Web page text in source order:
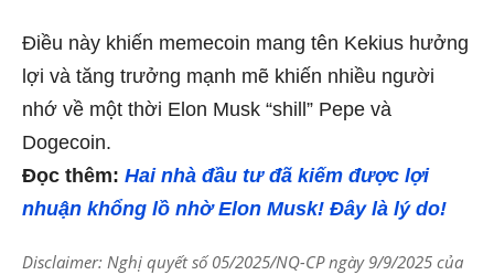
Điều này khiến memecoin mang tên Kekius hưởng
lợi và tăng trưởng mạnh mẽ khiến nhiều người
nhớ về một thời Elon Musk “shill” Pepe và
Dogecoin.
Đọc thêm: Hai nhà đầu tư đã kiếm được lợi
nhuận khổng lồ nhờ Elon Musk! Đây là lý do!
Disclaimer: Nghị quyết số 05/2025/NQ-CP ngày 9/9/2025 của